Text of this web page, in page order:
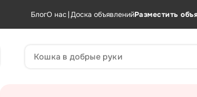
БлогО нас |Доска объявленийРазместить